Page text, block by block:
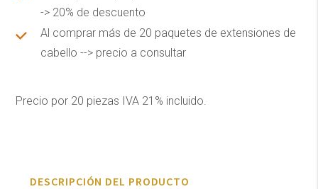
-> 20% de descuento
Al comprar más de 20 paquetes de extensiones de
cabello --> precio a consultar
Precio por 20 piezas IVA 21% incluido.
DESCRIPCIÓN DEL PRODUCTO